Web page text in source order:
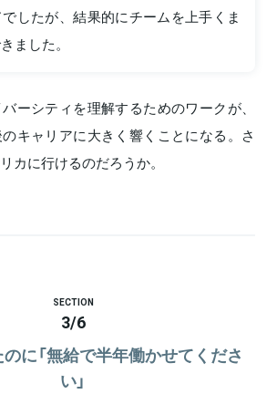
したが、結果的にチームを上手くま
ました。
ーシティを理解するためのワークが、
キャリアに大きく響くことになる。さ
カに行けるのだろうか。
SECTION
3/6
に「無給で半年働かせてくださ
い」